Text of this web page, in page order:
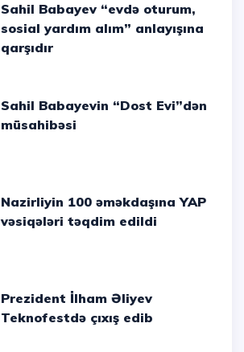
Sahil Babayev “evdə oturum,
sosial yardım alım” anlayışına
qarşıdır
Sahil Babayevin “Dost Evi”dən
müsahibəsi
Nazirliyin 100 əməkdaşına YAP
vəsiqələri təqdim edildi
Prezident İlham Əliyev
Teknofestdə çıxış edib